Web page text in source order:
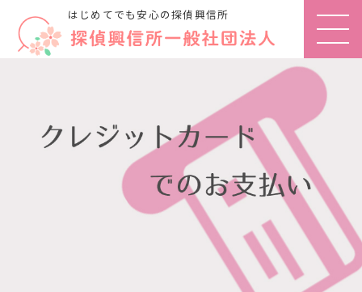
はじめてでも安心の探偵興信所